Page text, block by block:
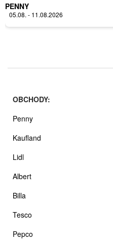
PENNY
05.08. - 11.08.2026
OBCHODY:
Penny
Kaufland
Lidl
Albert
Billa
Tesco
Pepco